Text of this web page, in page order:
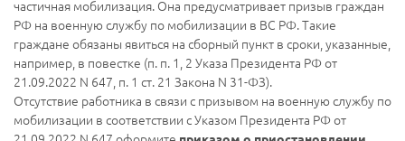
частичная мобилизация. Она предусматривает призыв граждан
РФ на военную службу по мобилизации в ВС РФ. Такие
граждане обязаны явиться на сборный пункт в сроки, указанные,
например, в повестке (п. п. 1, 2 Указа Президента РФ от
21.09.2022 N 647, п. 1 ст. 21 Закона N 31-ФЗ).
Отсутствие работника в связи с призывом на военную службу по
мобилизации в соответствии с Указом Президента РФ от